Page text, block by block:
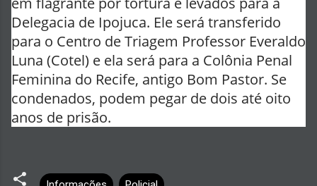
Delegacia de Ipojuca. Ele será transferido
para o Centro de Triagem Professor Everaldo
Luna (Cotel) e ela será para a Colônia Penal
Feminina do Recife, antigo Bom Pastor. Se
condenados, podem pegar de dois até oito
anos de prisão.